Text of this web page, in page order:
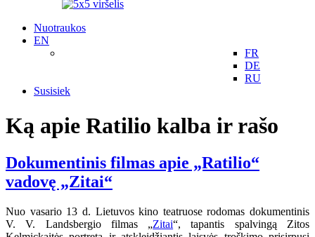
Nuotraukos
EN
FR
DE
RU
Susisiek
Ką apie Ratilio kalba ir rašo
Dokumentinis filmas apie „Ratilio“
vadovę „Zitai“
Nuo vasario 13 d. Lietuvos kino teatruose rodomas dokumentinis
V. V. Landsbergio filmas „Zitai“, tapantis spalvingą Zitos